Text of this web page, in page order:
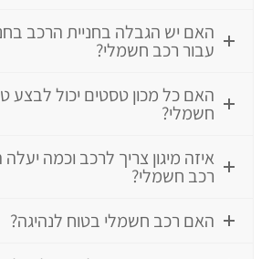
האם יש הגבלה בחניית הרכב
עבור רכב חשמלי?
האם כל מכון טסטים יכול לבצע
חשמלי?
איזה מיגון צריך לרכב וכמה
רכב חשמלי?
האם רכב חשמלי בטוח לנהיגה?